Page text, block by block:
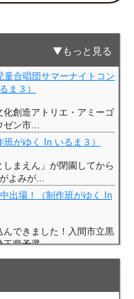
もっと見る